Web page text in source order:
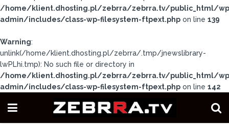
/home/klient.dhosting.pl/zebrra/zebrra.tv/public_html/
admin/includes/class-wp-filesystem-ftpext.php on line 139
Warning:
unlink(/home/klient.dhosting.pl/zebrra/.tmp/jnewslibrary-
lwPLhi.tmp): No such file or directory in
/home/klient.dhosting.pl/zebrra/zebrra.tv/public_html/
admin/includes/class-wp-filesystem-ftpext.php on line 142